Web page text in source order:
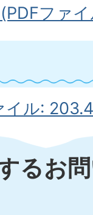
ファ
イル:
るお